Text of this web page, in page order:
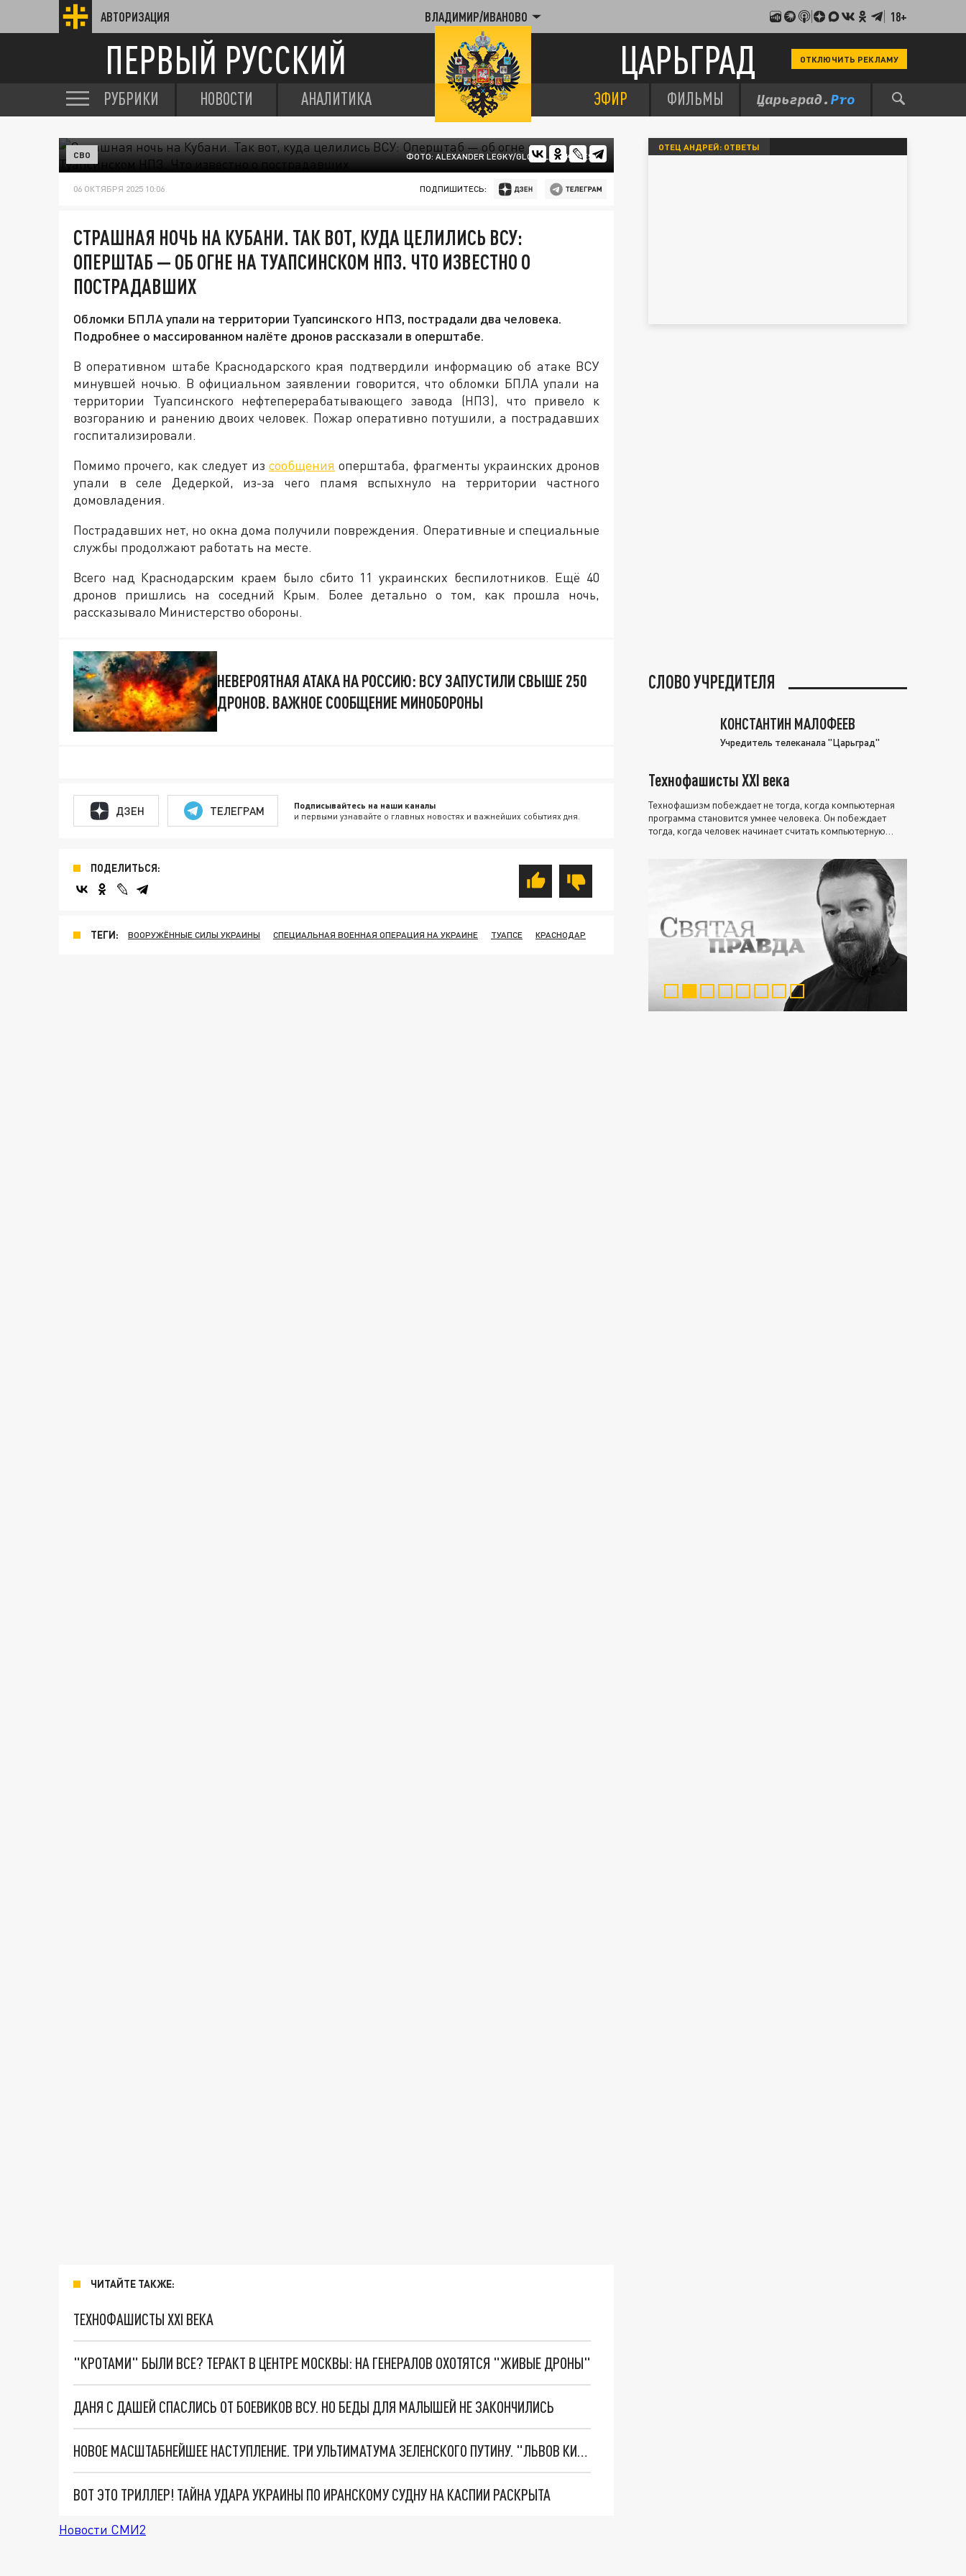
АВТОРИЗАЦИЯ ВЛАДИМИР/ИВАНОВО 18+
ПЕРВЫЙ РУССКИЙ ЦАРЬГРАД ОТКЛЮЧИТЬ РЕКЛАМУ
РУБРИКИ НОВОСТИ АНАЛИТИКА ЭФИР ФИЛЬМЫ
ФОТО: ALEXANDER LEGKY/GLOBALLOOKPRESS
СВО
06 ОКТЯБРЯ 2025 10:06 ПОДПИШИТЕСЬ:
СТРАШНАЯ НОЧЬ НА КУБАНИ. ТАК ВОТ, КУДА ЦЕЛИЛИСЬ ВСУ:
ОПЕРШТАБ — ОБ ОГНЕ НА ТУАПСИНСКОМ НПЗ. ЧТО ИЗВЕСТНО О
ПОСТРАДАВШИХ
Обломки БПЛА упали на территории Туапсинского НПЗ, пострадали два человека.
Подробнее о массированном налёте дронов рассказали в оперштабе.
В оперативном штабе Краснодарского края подтвердили информацию об атаке ВСУ
минувшей ночью. В официальном заявлении говорится, что обломки БПЛА упали на
территории Туапсинского нефтеперерабатывающего завода (НПЗ), что привело к
возгоранию и ранению двоих человек. Пожар оперативно потушили, а пострадавших
госпитализировали.
Помимо прочего, как следует изсообщения оперштаба, фрагменты украинских дронов
упали в селе Дедеркой, из-за чего пламя вспыхнуло на территории частного
домовладения.
Пострадавших нет, но окна дома получили повреждения. Оперативные и специальные
службы продолжают работать на месте.
Всего над Краснодарским краем было сбито 11 украинских беспилотников. Ещё 40
дронов пришлись на соседний Крым. Более детально о том, как прошла ночь,
рассказывало Министерство обороны.
НЕВЕРОЯТНАЯ АТАКА НА РОССИЮ: ВСУ ЗАПУСТИЛИ СВЫШЕ 250
ДРОНОВ. ВАЖНОЕ СООБЩЕНИЕ МИНОБОРОНЫ
ДЗЕН ТЕЛЕГРАМ Подписывайтесь на наши каналы
и первыми узнавайте о главных новостях и важнейших событиях дня.
ПОДЕЛИТЬСЯ:
ТЕГИ: ВООРУЖЁННЫЕ СИЛЫ УКРАИНЫ СПЕЦИАЛЬНАЯ ВОЕННАЯ ОПЕРАЦИЯ НА УКРАИНЕ ТУАПСЕ КРАСНОДАР
ЧИТАЙТЕ ТАКЖЕ:
ТЕХНОФАШИСТЫ XXI ВЕКА
"КРОТАМИ" БЫЛИ ВСЕ? ТЕРАКТ В ЦЕНТРЕ МОСКВЫ: НА ГЕНЕРАЛОВ ОХОТЯТСЯ "ЖИВЫЕ ДРОНЫ"
ДАНЯ С ДАШЕЙ СПАСЛИСЬ ОТ БОЕВИКОВ ВСУ. НО БЕДЫ ДЛЯ МАЛЫШЕЙ НЕ ЗАКОНЧИЛИСЬ
НОВОЕ МАСШТАБНЕЙШЕЕ НАСТУПЛЕНИЕ. ТРИ УЛЬТИМАТУМА ЗЕЛЕНСКОГО ПУТИНУ. "ЛЬВОВ КИМА" ПОСТАВЯТ НА ПВО? ГЛОБАЛЬНЫЙ ПРОРЫВ ПОД ЗАПОРОЖЬЕМ
ВОТ ЭТО ТРИЛЛЕР! ТАЙНА УДАРА УКРАИНЫ ПО ИРАНСКОМУ СУДНУ НА КАСПИИ РАСКРЫТА
Новости СМИ2
ОТЕЦ АНДРЕЙ: ОТВЕТЫ
СЛОВО УЧРЕДИТЕЛЯ
КОНСТАНТИН МАЛОФЕЕВ
Учредитель телеканала "Царьград"
Технофашисты XXI века
Технофашизм побеждает не тогда, когда компьютерная
программа становится умнее человека. Он побеждает
тогда, когда человек начинает считать компьютерную